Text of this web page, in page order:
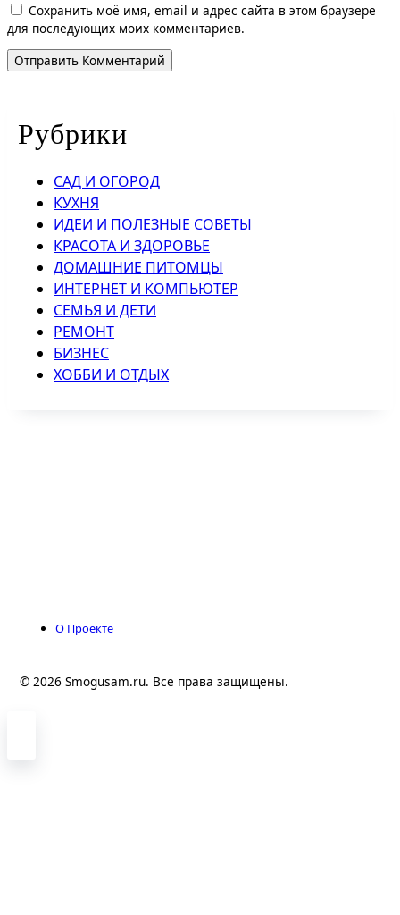
Сохранить моё имя, email и адрес сайта в этом браузере
для последующих моих комментариев.
Рубрики
САД И ОГОРОД
КУХНЯ
ИДЕИ И ПОЛЕЗНЫЕ СОВЕТЫ
КРАСОТА И ЗДОРОВЬЕ
ДОМАШНИЕ ПИТОМЦЫ
ИНТЕРНЕТ И КОМПЬЮТЕР
СЕМЬЯ И ДЕТИ
РЕМОНТ
БИЗНЕС
ХОББИ И ОТДЫХ
О Проекте
© 2026 Smogusam.ru. Все права защищены.